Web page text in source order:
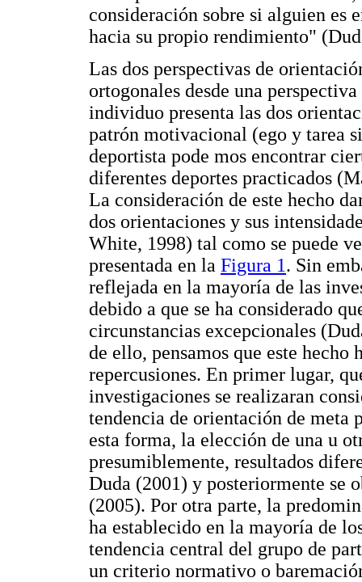
consideración sobre si alguien es
hacia su propio rendimiento"
Las dos perspectivas de
ortogonales desde una
individuo presenta las dos
patrón motivacional (ego y tarea
deportista pode mos encontrar
diferentes deportes practicados
La consideración de este hecho
dos orientaciones y sus
White, 1998) tal como se puede
presentada en la Figura 1. Sin
reflejada en la mayoría de las
debido a que se ha considerado
circunstancias excepcionales
de ello, pensamos que este hecho
repercusiones. En primer lugar,
investigaciones se realizaran
tendencia de orientación de meta
esta forma, la elección de una u
presumiblemente, resultados
Duda (2001) y posteriormente se
(2005). Por otra parte, la
ha establecido en la mayoría de
tendencia central del grupo de
un criterio normativo o